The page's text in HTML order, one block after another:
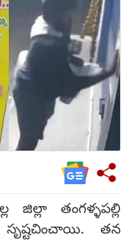
జిల్లా తంగళ్ళపల్లి
సృష్టచించాయి. తన